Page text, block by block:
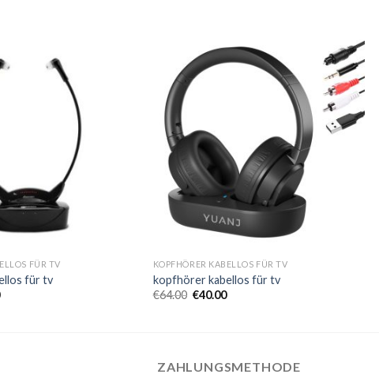
FÜR TV
für tv
KOPFHÖRER KABELLOS FÜR TV
kopfhörer kabellos für tv
€64.00 €40.00
ZAHLUNGSMETHODE